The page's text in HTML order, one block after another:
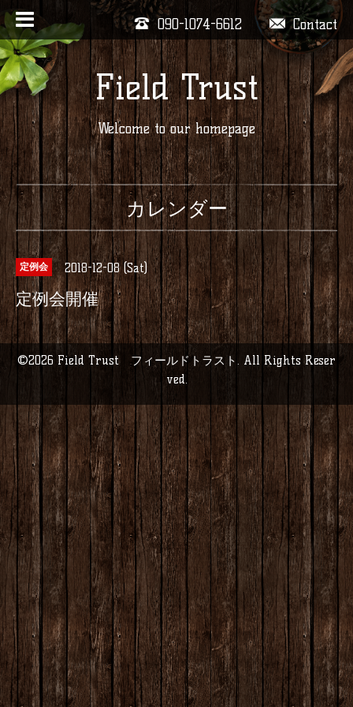
Contact
090-1074-6612
Field Trust
Welcome to our homepage
カレンダー
定例会 2018-12-08 (Sat)
定例会開催
©2026 Field Trust フィールドトラスト. All Rights Reser
ved.